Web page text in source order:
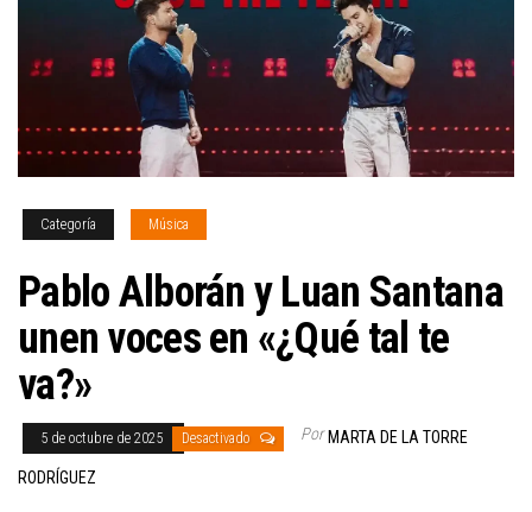
Categoría Música
Pablo Alborán y Luan Santana
unen voces en «¿Qué tal te
va?»
5 de octubre de 2025 Desactivado Por MARTA DE LA TORRE
RODRÍGUEZ